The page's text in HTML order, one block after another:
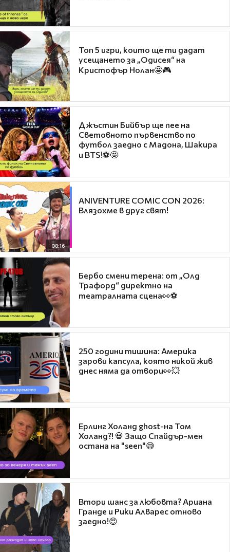
Топ 5 игри, които ще ти дадат
усещането за „Одисея“ на
Кристофър Нолан🤩🎮
Джъстин Бийбър ще пее на
Световното първенство по
футбол заедно с Мадона, Шакира
и BTS!⚽🤩
08:16
ANIVENTURE COMIC CON 2026:
Влязохме в друг свят!
Бербо смени терена: от „Олд
Трафорд“ директно на
театралната сцена👀⚽
250 години тишина: Америка
зарови капсула, която никой жив
днес няма да отвори👀💥
Ерлинг Холанд ghost-на Том
Холанд?! 💀 Защо Спайдър-мен
остана на "seen"😅
Втори шанс за любовта? Ариана
Гранде и Рики Алварес отново
заедно!😍